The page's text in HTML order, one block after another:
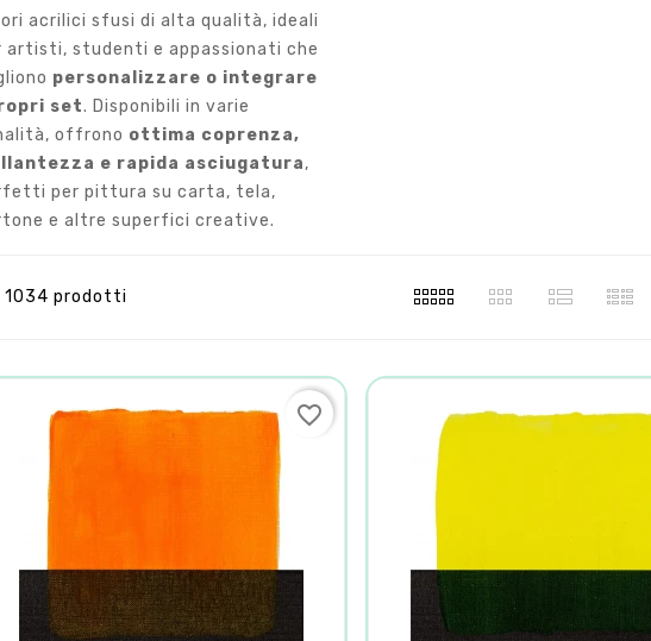
acrilici sfusi di alta qualità, ideali
artisti, studenti e appassionati che
personalizzare o integrare
set. Disponibili in varie
offrono ottima coprenza,
e rapida asciugatura,
per pittura su carta, tela,
e altre superfici creative.
1034 prodotti
favorite_border